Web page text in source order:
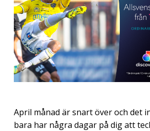
April månad är snart över och det
bara har några dagar på dig att